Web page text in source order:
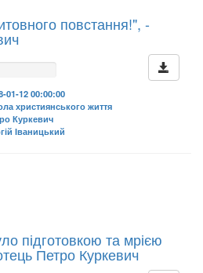
повстання!", -
01-12 00:00:00
християнського життя
Куркевич
Іваницький
підготовкою та мрією
Петро Куркевич